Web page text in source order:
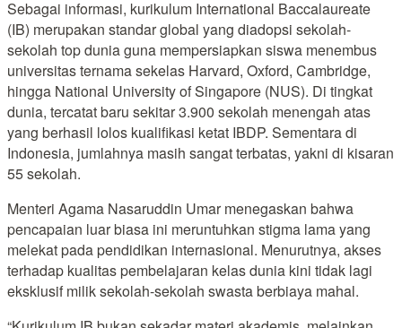
Sebagai informasi, kurikulum International Baccalaureate
(IB) merupakan standar global yang diadopsi sekolah-
sekolah top dunia guna mempersiapkan siswa menembus
universitas ternama sekelas Harvard, Oxford, Cambridge,
hingga National University of Singapore (NUS). Di tingkat
dunia, tercatat baru sekitar 3.900 sekolah menengah atas
yang berhasil lolos kualifikasi ketat IBDP. Sementara di
Indonesia, jumlahnya masih sangat terbatas, yakni di kisaran
55 sekolah.
Menteri Agama Nasaruddin Umar menegaskan bahwa
pencapaian luar biasa ini meruntuhkan stigma lama yang
melekat pada pendidikan internasional. Menurutnya, akses
terhadap kualitas pembelajaran kelas dunia kini tidak lagi
eksklusif milik sekolah-sekolah swasta berbiaya mahal.